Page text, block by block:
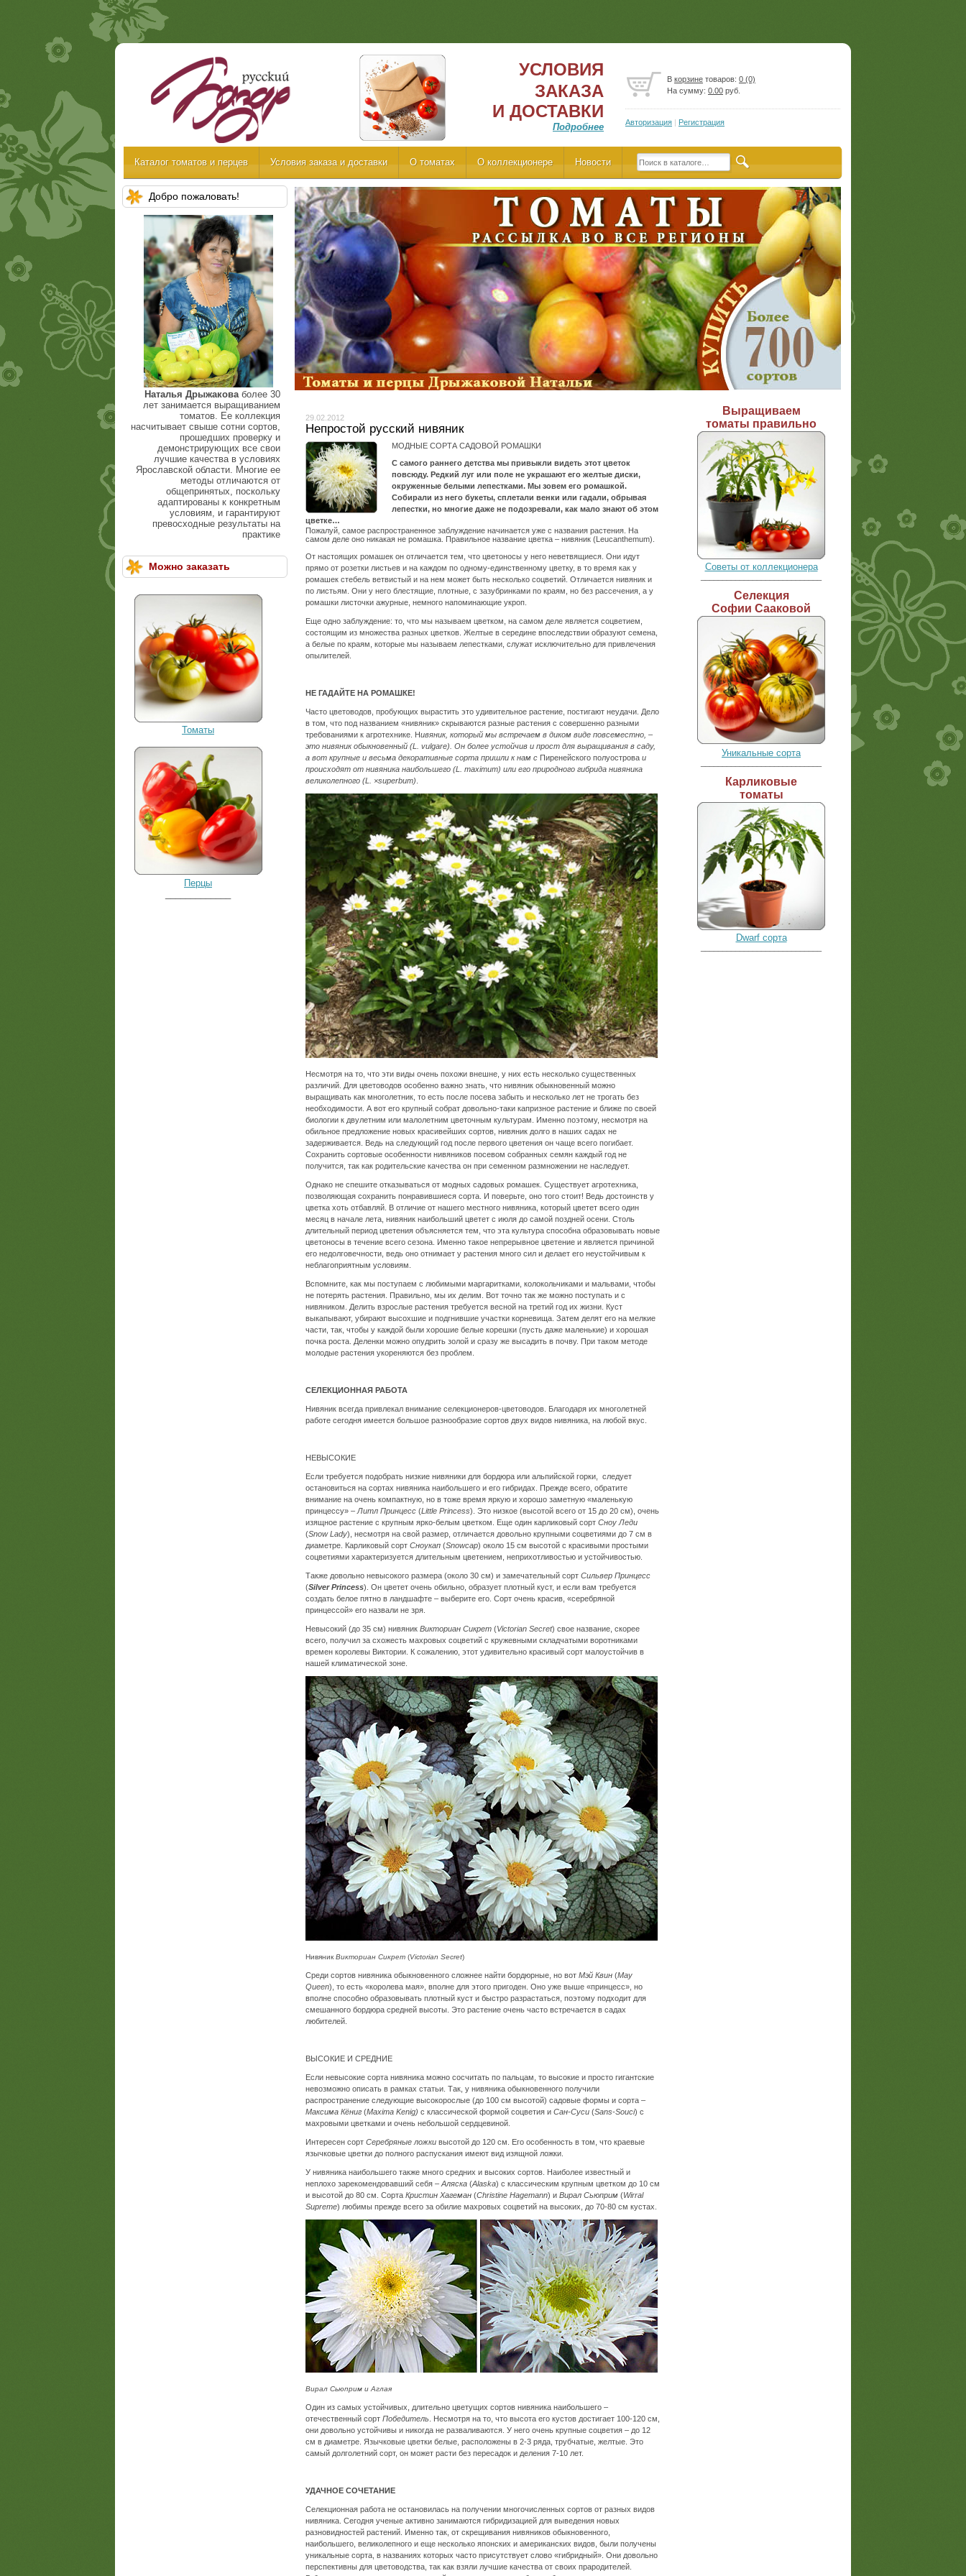
В корзине товаров: 0 (0)
На сумму: 0.00 руб.
УСЛОВИЯ
ЗАКАЗА
И ДОСТАВКИ
Подробнее Авторизация | Регистрация
Каталог томатов и перцев Условия заказа и доставки О томатах О коллекционере Новости
Добро пожаловать!
Наталья Дрыжаковаболее 30
лет занимается выращиванием
томатов. Ее коллекция
насчитывает свыше сотни сортов,
прошедших проверку и
демонстрирующих все свои
лучшие качества в условиях
Ярославской области. Многие ее
методы отличаются от
общепринятых, поскольку
адаптированы к конкретным
условиям, и гарантируют
превосходные результаты на
практике
Можно заказать
Томаты
Перцы
29.02.2012
Непростой русский нивяник
МОДНЫЕ СОРТА САДОВОЙ РОМАШКИ
С самого раннего детства мы привыкли видеть этот цветок
повсюду. Редкий луг или поле не украшают его желтые диски,
окруженные белыми лепестками. Мы зовем его ромашкой.
Собирали из него букеты, сплетали венки или гадали, обрывая
лепестки, но многие даже не подозревали, как мало знают об этом
цветке…
Пожалуй, самое распространенное заблуждение начинается уже с названия растения. На
самом деле оно никакая не ромашка. Правильное название цветка – нивяник (Leucanthemum).
От настоящих ромашек он отличается тем, что цветоносы у него неветвящиеся. Они идут
прямо от розетки листьев и на каждом по одному-единственному цветку, в то время как у
ромашек стебель ветвистый и на нем может быть несколько соцветий. Отличается нивяник и
по листьям. Они у него блестящие, плотные, с зазубринками по краям, но без рассечения, а у
ромашки листочки ажурные, немного напоминающие укроп.
Еще одно заблуждение: то, что мы называем цветком, на самом деле является соцветием,
состоящим из множества разных цветков. Желтые в середине впоследствии образуют семена,
а белые по краям, которые мы называем лепестками, служат исключительно для привлечения
опылителей.
НЕ ГАДАЙТЕ НА РОМАШКЕ!
Часто цветоводов, пробующих вырастить это удивительное растение, постигают неудачи. Дело
в том, что под названием «нивяник» скрываются разные растения с совершенно разными
требованиями к агротехнике. Нивяник, который мы встречаем в диком виде повсеместно, –
это нивяник обыкновенный (L. vulgare). Он более устойчив и прост для выращивания в саду,
а вот крупные и весьма декоративные сорта пришли к нам с Пиренейского полуострова и
происходят от нивяника наибольшего (L. maximum) или его природного гибрида нивяника
великолепного (L. ×superbum)
Несмотря на то, что эти виды очень похожи внешне, у них есть несколько существенных
различий. Для цветоводов особенно важно знать, что нивяник обыкновенный можно
выращивать как многолетник, то есть после посева забыть и несколько лет не трогать без
необходимости. А вот его крупный собрат довольно-таки капризное растение и ближе по своей
биологии к двулетним или малолетним цветочным культурам. Именно поэтому, несмотря на
обильное предложение новых красивейших сортов, нивяник долго в наших садах не
задерживается. Ведь на следующий год после первого цветения он чаще всего погибает.
Сохранить сортовые особенности нивяников посевом собранных семян каждый год не
получится, так как родительские качества он при семенном размножении не наследует.
Однако не спешите отказываться от модных садовых ромашек. Существует агротехника,
позволяющая сохранить понравившиеся сорта. И поверьте, оно того стоит! Ведь достоинств у
цветка хоть отбавляй. В отличие от нашего местного нивяника, который цветет всего один
месяц в начале лета, нивяник наибольший цветет с июля до самой поздней осени. Столь
длительный период цветения объясняется тем, что эта культура способна образовывать новые
цветоносы в течение всего сезона. Именно такое непрерывное цветение и является причиной
его недолговечности, ведь оно отнимает у растения много сил и делает его неустойчивым к
неблагоприятным условиям.
Вспомните, как мы поступаем с любимыми маргаритками, колокольчиками и мальвами, чтобы
не потерять растения. Правильно, мы их делим. Вот точно так же можно поступать и с
нивяником. Делить взрослые растения требуется весной на третий год их жизни. Куст
выкапывают, убирают высохшие и подгнившие участки корневища. Затем делят его на мелкие
части, так, чтобы у каждой были хорошие белые корешки (пусть даже маленькие) и хорошая
почка роста. Деленки можно опудрить золой и сразу же высадить в почву. При таком методе
молодые растения укореняются без проблем.
СЕЛЕКЦИОННАЯ РАБОТА
Нивяник всегда привлекал внимание селекционеров-цветоводов. Благодаря их многолетней
работе сегодня имеется большое разнообразие сортов двух видов нивяника, на любой вкус.
НЕВЫСОКИЕ
Если требуется подобрать низкие нивяники для бордюра или альпийской горки, следует
остановиться на сортах нивяника наибольшего и его гибридах. Прежде всего, обратите
внимание на очень компактную, но в тоже время яркую и хорошо заметную «маленькую
принцессу» – Литл Принцесс (Little Princess). Это низкое (высотой всего от 15 до 20 см), очень
изящное растение с крупным ярко-белым цветком. Еще один карликовый сорт Сноу Леди
(Snow Lady), несмотря на свой размер, отличается довольно крупными соцветиями до 7 см в
диаметре. Карликовый сорт Сноукап (Snowcap) около 15 см высотой с красивыми простыми
соцветиями характеризуется длительным цветением, неприхотливостью и устойчивостью.
Также довольно невысокого размера (около 30 см) и замечательный сорт Сильвер Принцесс
(Silver Princess). Он цветет очень обильно, образует плотный куст, и если вам требуется
создать белое пятно в ландшафте – выберите его. Сорт очень красив, «серебряной
принцессой» его назвали не зря.
Невысокий (до 35 см) нивяник Викториан Сикрет (Victorian Secret) свое название, скорее
всего, получил за схожесть махровых соцветий с кружевными складчатыми воротниками
времен королевы Виктории. К сожалению, этот удивительно красивый сорт малоустойчив в
нашей климатической зоне.
Нивяник Викториан Сикрет (Victorian Secret)
Среди сортов нивяника обыкновенного сложнее найти бордюрные, но вот Мэй Квин (May
Queen), то есть «королева мая», вполне для этого пригоден. Оно уже выше «принцесс», но
вполне способно образовывать плотный куст и быстро разрастаться, поэтому подходит для
смешанного бордюра средней высоты. Это растение очень часто встречается в садах
любителей.
ВЫСОКИЕ И СРЕДНИЕ
Если невысокие сорта нивяника можно сосчитать по пальцам, то высокие и просто гигантские
невозможно описать в рамках статьи. Так, у нивяника обыкновенного получили
распространение следующие высокорослые (до 100 см высотой) садовые формы и сорта –
Максима Кёниг (Maxima Kenig) с классической формой соцветия и Сан-Суси (Sans-Souci) с
махровыми цветками и очень небольшой сердцевиной.
Интересен сорт Серебряные ложки высотой до 120 см. Его особенность в том, что краевые
язычковые цветки до полного распускания имеют вид изящной ложки.
У нивяника наибольшего также много средних и высоких сортов. Наиболее известный и
неплохо зарекомендовавший себя – Аляска (Alaska) с классическим крупным цветком до 10 см
и высотой до 80 см. Сорта Кристин Хагеман (Christine Hagemann) и Вирал Сьюприм (Wirral
Supreme) любимы прежде всего за обилие махровых соцветий на высоких, до 70-80 см кустах.
Вирал Сьюприм и Аглая
Один из самых устойчивых, длительно цветущих сортов нивяника наибольшего –
отечественный сорт Победитель . Несмотря на то, что высота его кустов достигает 100-120 см,
они довольно устойчивы и никогда не разваливаются. У него очень крупные соцветия – до 12
см в диаметре. Язычковые цветки белые, расположены в 2-3 ряда, трубчатые, желтые. Это
самый долголетний сорт, он может расти без пересадок и деления 7-10 лет.
УДАЧНОЕ СОЧЕТАНИЕ
Селекционная работа не остановилась на получении многочисленных сортов от разных видов
нивяника. Сегодня ученые активно занимаются гибридизацией для выведения новых
разновидностей растений. Именно так, от скрещивания нивяников обыкновенного,
наибольшего, великолепного и еще несколько японских и американских видов, были получены
уникальные сорта, в названиях которых часто присутствует слово «гибридный». Они довольно
перспективны для цветоводства, так как взяли лучшие качества от своих прародителей.
Выращиваем
томаты правильно
Советы от коллекционера
Селекция
Софии Сааковой
Уникальные сорта
Карликовые
томаты
Dwarf сорта